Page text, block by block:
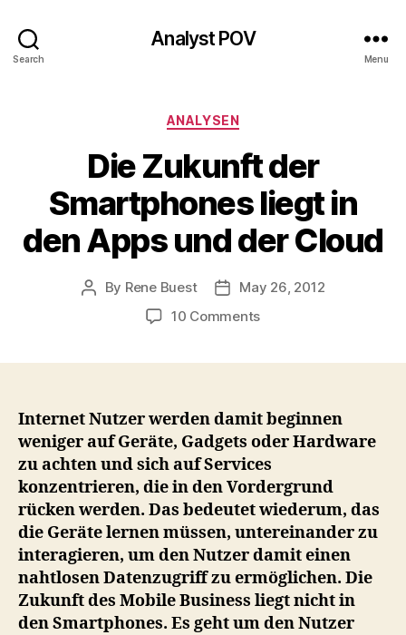
Search
Analyst POV
Menu
Categories
ANALYSEN
Die Zukunft der
Smartphones liegt in
den Apps und der Cloud
Post
By Rene Buest
PostMay 26, 2012
10 Commentson
liegt
in
Apps
und
der
Cloud
Internet Nutzer werden damit beginnen
weniger auf Geräte, Gadgets oder Hardware
zu achten und sich auf Services
konzentrieren, die in den Vordergrund
rücken werden. Das bedeutet wiederum, das
die Geräte lernen müssen, untereinander zu
interagieren, um den Nutzer damit einen
nahtlosen Datenzugriff zu ermöglichen. Die
Zukunft des Mobile Business liegt nicht in
den Smartphones. Es geht um den Nutzer